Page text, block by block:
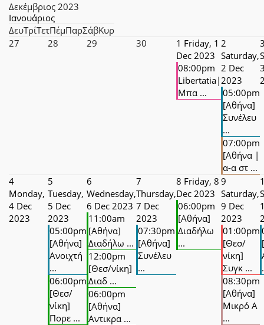
Δεκέμβριος 2023
Ιανουάριος
ΔευΤρίΤετΠέμΠαρΣάβΚυρ
27
28 29 30 1 Friday, 1
Dec 2023
08:00pm
Libertatia|
Μπα ...
2
Saturday,
2 Dec
2023
05:00pm
[Αθήνα]
Συνέλευ
...
07:00pm
[Αθήνα |
α-α στ ...
4
Monday,
4 Dec
2023
5
Tuesday,
5 Dec
2023
05:00pm
[Αθήνα]
Ανοιχτή
...
06:00pm
[Θεσ/
νίκη]
Πορε ...
6
Wednesday,
6 Dec 2023
11:00am
[Αθήνα]
Διαδήλω ...
12:00pm
[Θεσ/νίκη]
Διαδ ...
06:00pm
[Αθήνα]
Αντικρα ...
7
Thursday,
7 Dec
2023
07:30pm
[Αθήνα]
Συνέλευ
...
8 Friday, 8
Dec 2023
06:00pm
[Αθήνα]
Διαδήλω
...
9
Saturday,
9 Dec
2023
01:00pm
[Θεσ/
νίκη]
Συγκ ...
08:30pm
[Αθήνα]
Μικρό Α
...